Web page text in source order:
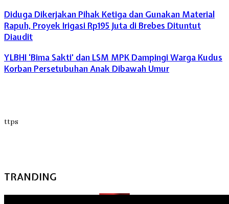
Diduga Dikerjakan Pihak Ketiga dan Gunakan Material
Rapuh, Proyek Irigasi Rp195 Juta di Brebes Dituntut
Diaudit
YLBHI ‘Bima Sakti’ dan LSM MPK Dampingi Warga Kudus
Korban Persetubuhan Anak Dibawah Umur
ttps
TRANDING